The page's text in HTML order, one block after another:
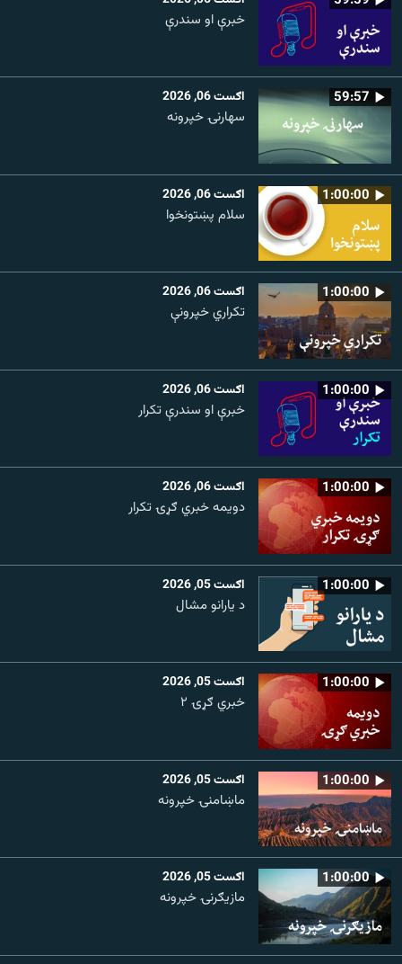
خبرې او سندرې
59:57 اګست 06, 2026
سهارنۍ خپرونه
1:00:00 اګست 06, 2026
سلام پښتونخوا
1:00:00 اګست 06, 2026
تکراري خپرونې
1:00:00 اګست 06, 2026
خبرې او سندرې تکرار
1:00:00 اګست 06, 2026
دویمه خبري ګړۍ تکرار
1:00:00 اګست 05, 2026
د یارانو مشال
1:00:00 اګست 05, 2026
خبري ګړۍ ۲
1:00:00 اګست 05, 2026
ماښامنۍ خپرونه
1:00:00 اګست 05, 2026
مازیګرنۍ خپرونه